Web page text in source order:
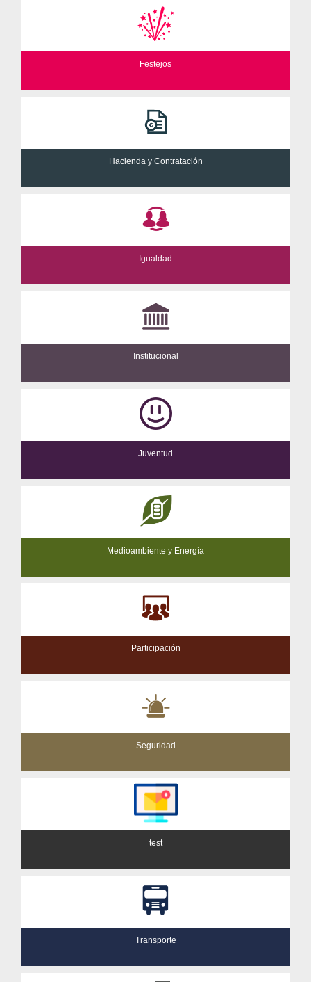
Festejos
Hacienda y Contratación
Igualdad
Institucional
Juventud
Medioambiente y Energía
Participación
Seguridad
test
Transporte